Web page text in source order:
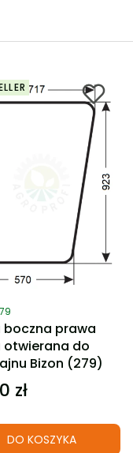
boczna prawa
otwierana do
Bizon (279)
zł
DO KOSZYKA